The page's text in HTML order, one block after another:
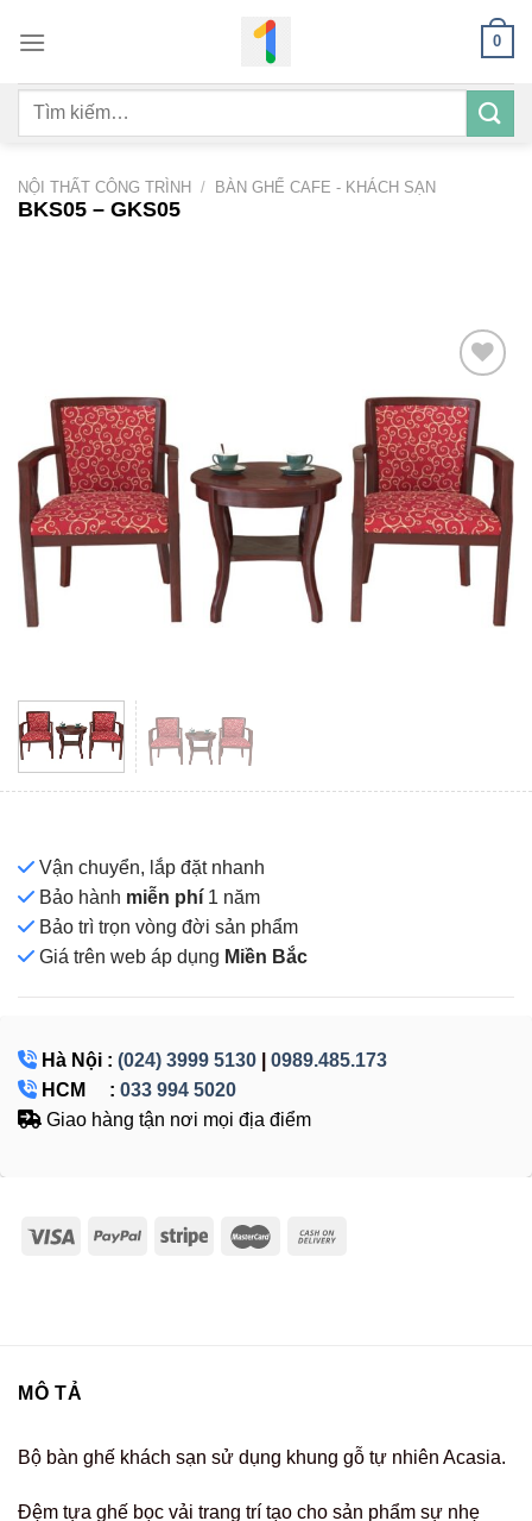
qua
dung
0
Tìm
NỘI THẤT CÔNG TRÌNH / BÀN GHẾ CAFE - KHÁCH SẠN
BKS05 – GKS05
Add to
wishlist
Vận chuyển, lắp đặt nhanh
Bảo hành miễn phí 1 năm
Bảo trì trọn vòng đời sản phẩm
Giá trên web áp dụng Miền Bắc
Hà Nội : (024) 3999 5130
0989.485.173
HCM : 033 994 5020
Giao hàng tận nơi mọi địa điểm
MÔ TẢ
Bộ bàn ghế khách sạn sử dụng khung gỗ tự nhiên Acasia.
Đệm tựa ghế bọc vải trang trí tạo cho sản phẩm sự nhẹ